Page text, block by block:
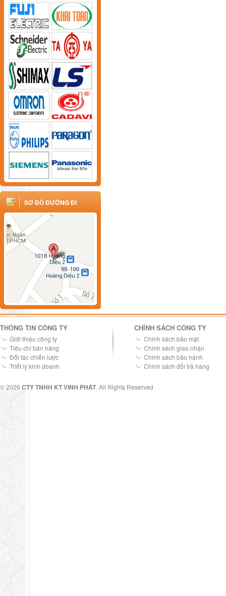
SƠ ĐỒ ĐƯỜNG ĐI
THÔNG TIN CÔNG TY
Giới thiệu công ty
Tiêu chí bán hàng
Đối tác chiến lược
Triết lý kinh doanh
CHÍNH SÁCH CÔNG TY
Chính sách bảo mật
Chính sách giao nhận
Chính sách bảo hành
Chính sách đổi trả hàng
© 2026 CTY TNHH KT VINH PHÁT. All Rights Reserved